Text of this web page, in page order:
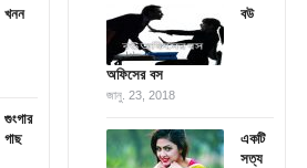
খনন
গুংগার
গাছ
বউ
অফিসের বস
জানু. 23, 2018
একটি
সত্য